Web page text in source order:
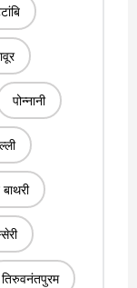
पोन्नानी
तिरुवनंतपुरम